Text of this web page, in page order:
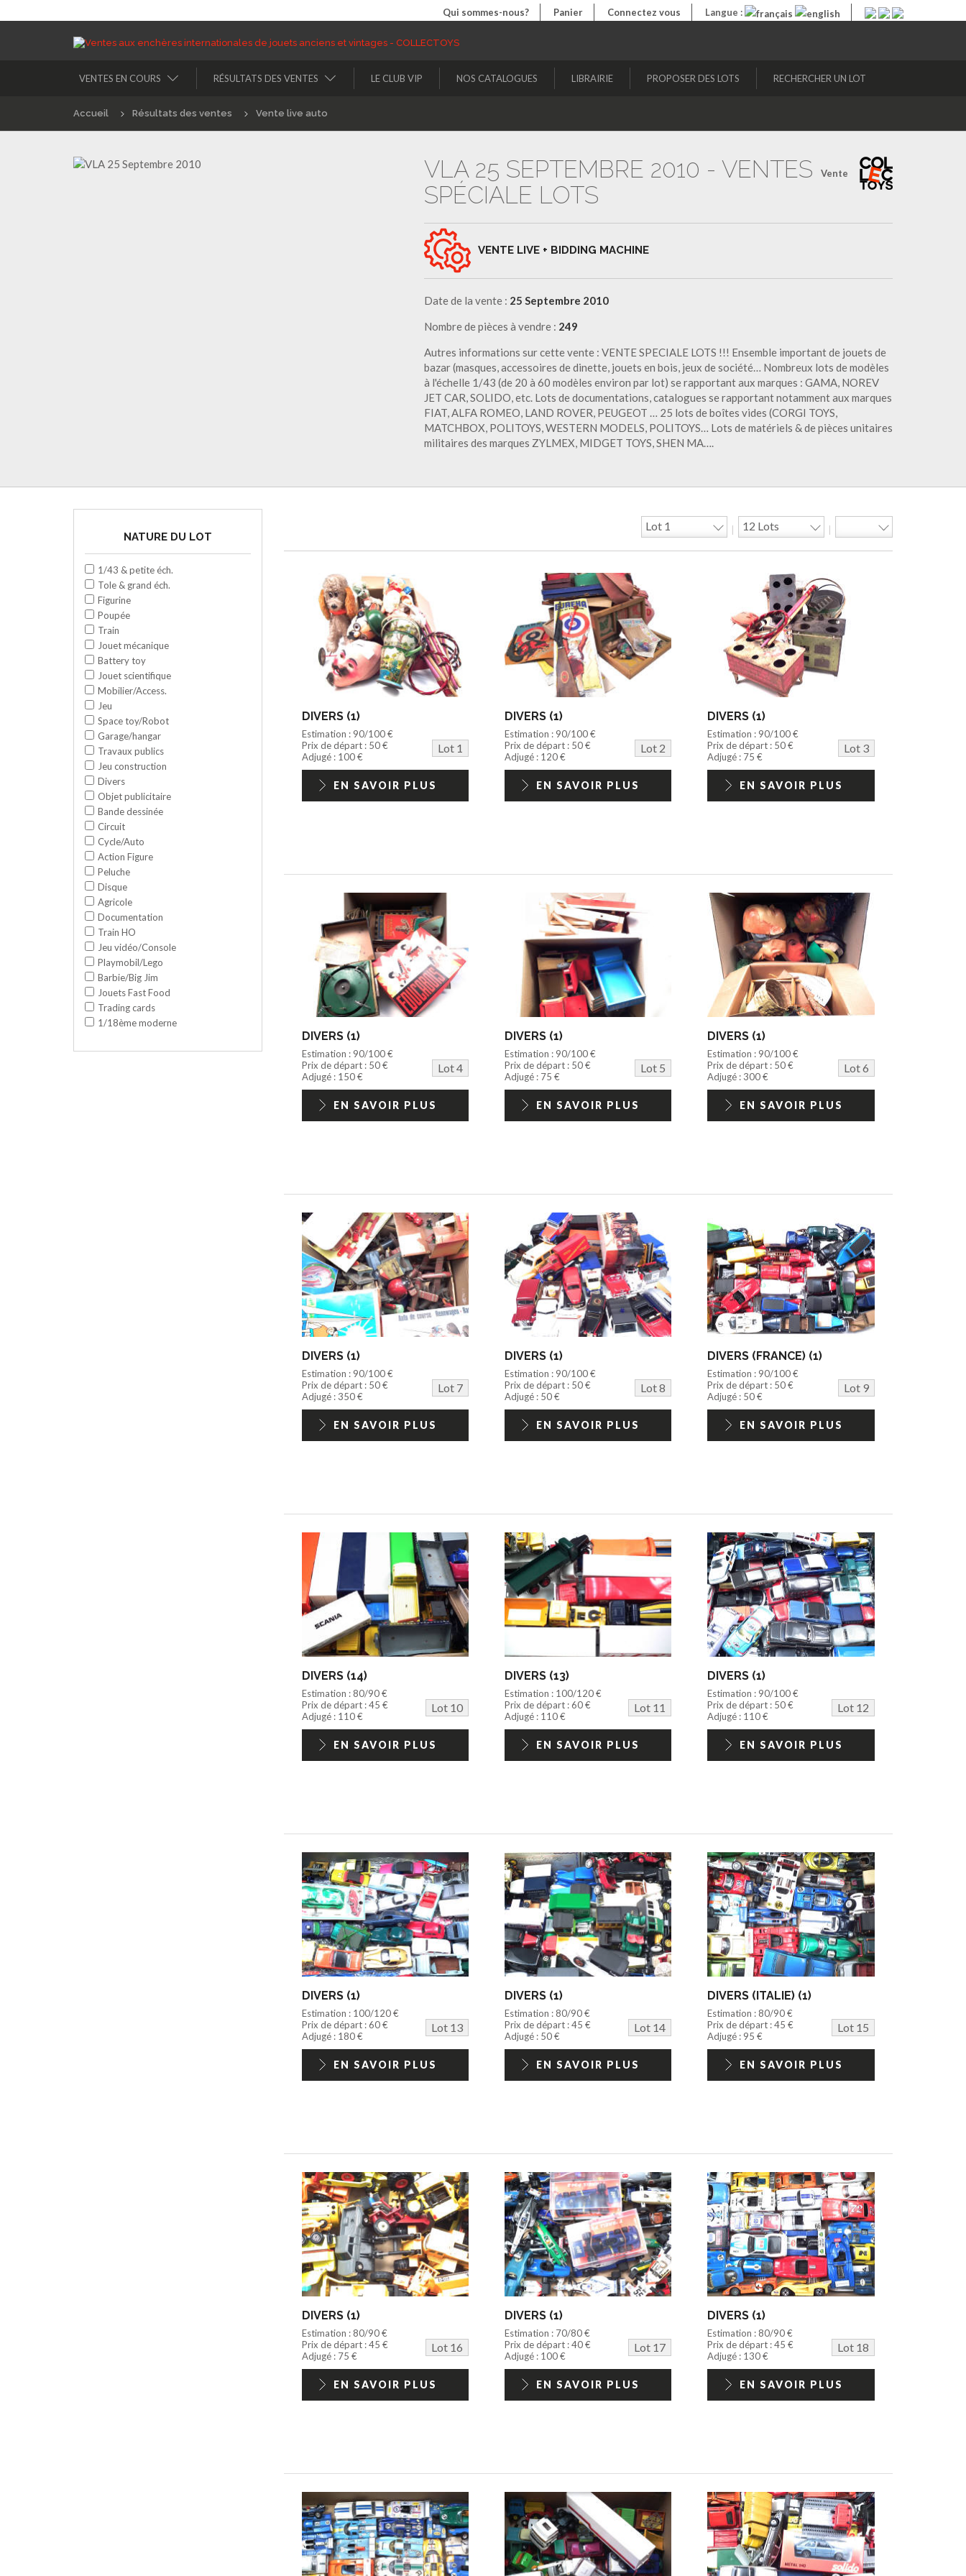
Qui sommes-nous? Panier Connectez vous Langue :
VENTES EN COURS RÉSULTATS DES VENTES LE CLUB VIP NOS CATALOGUES LIBRAIRIE PROPOSER DES LOTS RECHERCHER UN LOT
Accueil Résultats des ventes Vente live auto
Vente
VLA 25 SEPTEMBRE 2010 - VENTES
SPÉCIALE LOTS
VENTE LIVE + BIDDING MACHINE
Date de la vente : 25 Septembre 2010
Nombre de pièces à vendre : 249
Autres informations sur cette vente : VENTE SPECIALE LOTS !!! Ensemble important de jouets de
bazar (masques, accessoires de dinette, jouets en bois, jeux de société… Nombreux lots de modèles
à l'échelle 1/43 (de 20 à 60 modèles environ par lot) se rapportant aux marques : GAMA, NOREV
JET CAR, SOLIDO, etc. Lots de documentations, catalogues se rapportant notamment aux marques
FIAT, ALFA ROMEO, LAND ROVER, PEUGEOT … 25 lots de boîtes vides (CORGI TOYS,
MATCHBOX, POLITOYS, WESTERN MODELS, POLITOYS… Lots de matériels & de pièces unitaires
militaires des marques ZYLMEX, MIDGET TOYS, SHEN MA….
NATURE DU LOT
1/43 & petite éch.
Tole & grand éch.
Figurine
Poupée
Train
Jouet mécanique
Battery toy
Jouet scientifique
Mobilier/Access.
Jeu
Space toy/Robot
Garage/hangar
Travaux publics
Jeu construction
Divers
Objet publicitaire
Bande dessinée
Circuit
Cycle/Auto
Action Figure
Peluche
Disque
Agricole
Documentation
Train HO
Jeu vidéo/Console
Playmobil/Lego
Barbie/Big Jim
Jouets Fast Food
Trading cards
1/18ème moderne
DIVERS (1)
Estimation : 90/100 €
Prix de départ : 50 €
Lot 1
Adjugé : 100 €
EN SAVOIR PLUS
DIVERS (1)
Estimation : 90/100 €
Prix de départ : 50 €
Lot 2
Adjugé : 120 €
EN SAVOIR PLUS
DIVERS (1)
Estimation : 90/100 €
Prix de départ : 50 €
Lot 3
Adjugé : 75 €
EN SAVOIR PLUS
DIVERS (1)
Estimation : 90/100 €
Prix de départ : 50 €
Lot 4
Adjugé : 150 €
EN SAVOIR PLUS
DIVERS (1)
Estimation : 90/100 €
Prix de départ : 50 €
Lot 5
Adjugé : 75 €
EN SAVOIR PLUS
DIVERS (1)
Estimation : 90/100 €
Prix de départ : 50 €
Lot 6
Adjugé : 300 €
EN SAVOIR PLUS
DIVERS (1)
Estimation : 90/100 €
Prix de départ : 50 €
Lot 7
Adjugé : 350 €
EN SAVOIR PLUS
DIVERS (1)
Estimation : 90/100 €
Prix de départ : 50 €
Lot 8
Adjugé : 50 €
EN SAVOIR PLUS
DIVERS (FRANCE) (1)
Estimation : 90/100 €
Prix de départ : 50 €
Lot 9
Adjugé : 50 €
EN SAVOIR PLUS
DIVERS (14)
Estimation : 80/90 €
Prix de départ : 45 €
Lot 10
Adjugé : 110 €
EN SAVOIR PLUS
DIVERS (13)
Estimation : 100/120 €
Prix de départ : 60 €
Lot 11
Adjugé : 110 €
EN SAVOIR PLUS
DIVERS (1)
Estimation : 90/100 €
Prix de départ : 50 €
Lot 12
Adjugé : 110 €
EN SAVOIR PLUS
DIVERS (1)
Estimation : 100/120 €
Prix de départ : 60 €
Lot 13
Adjugé : 180 €
EN SAVOIR PLUS
DIVERS (1)
Estimation : 80/90 €
Prix de départ : 45 €
Lot 14
Adjugé : 50 €
EN SAVOIR PLUS
DIVERS (ITALIE) (1)
Estimation : 80/90 €
Prix de départ : 45 €
Lot 15
Adjugé : 95 €
EN SAVOIR PLUS
DIVERS (1)
Estimation : 80/90 €
Prix de départ : 45 €
Lot 16
Adjugé : 75 €
EN SAVOIR PLUS
DIVERS (1)
Estimation : 70/80 €
Prix de départ : 40 €
Lot 17
Adjugé : 100 €
EN SAVOIR PLUS
DIVERS (1)
Estimation : 80/90 €
Prix de départ : 45 €
Lot 18
Adjugé : 130 €
EN SAVOIR PLUS